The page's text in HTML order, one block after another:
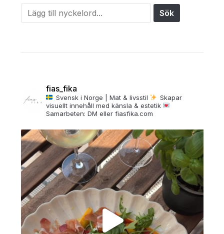
fias_fika
Svensk i Norge | Mat & livsstil
Skapar
visuellt innehåll med känsla & estetik
Samarbeten: DM eller fiasfika.com